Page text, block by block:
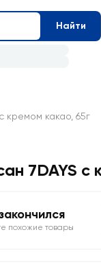
Найти
кремом какао, 65г
7DAYS с
похожие товары